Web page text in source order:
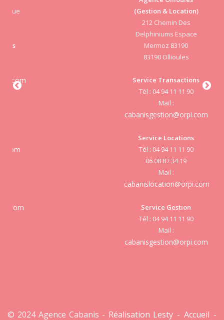
© 2024 Agence Cabanis - Réalisation Lesty - Accueil -